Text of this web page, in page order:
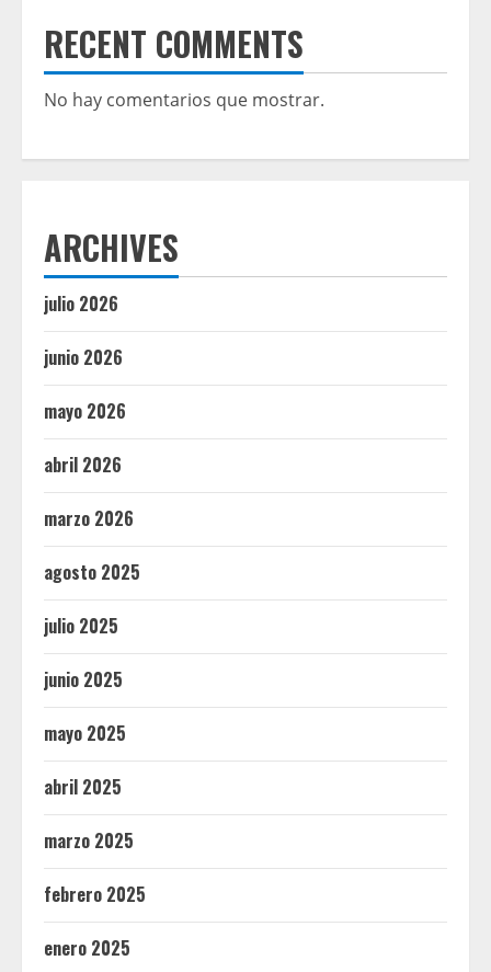
RECENT COMMENTS
No hay comentarios que mostrar.
ARCHIVES
julio 2026
junio 2026
mayo 2026
abril 2026
marzo 2026
agosto 2025
julio 2025
junio 2025
mayo 2025
abril 2025
marzo 2025
febrero 2025
enero 2025